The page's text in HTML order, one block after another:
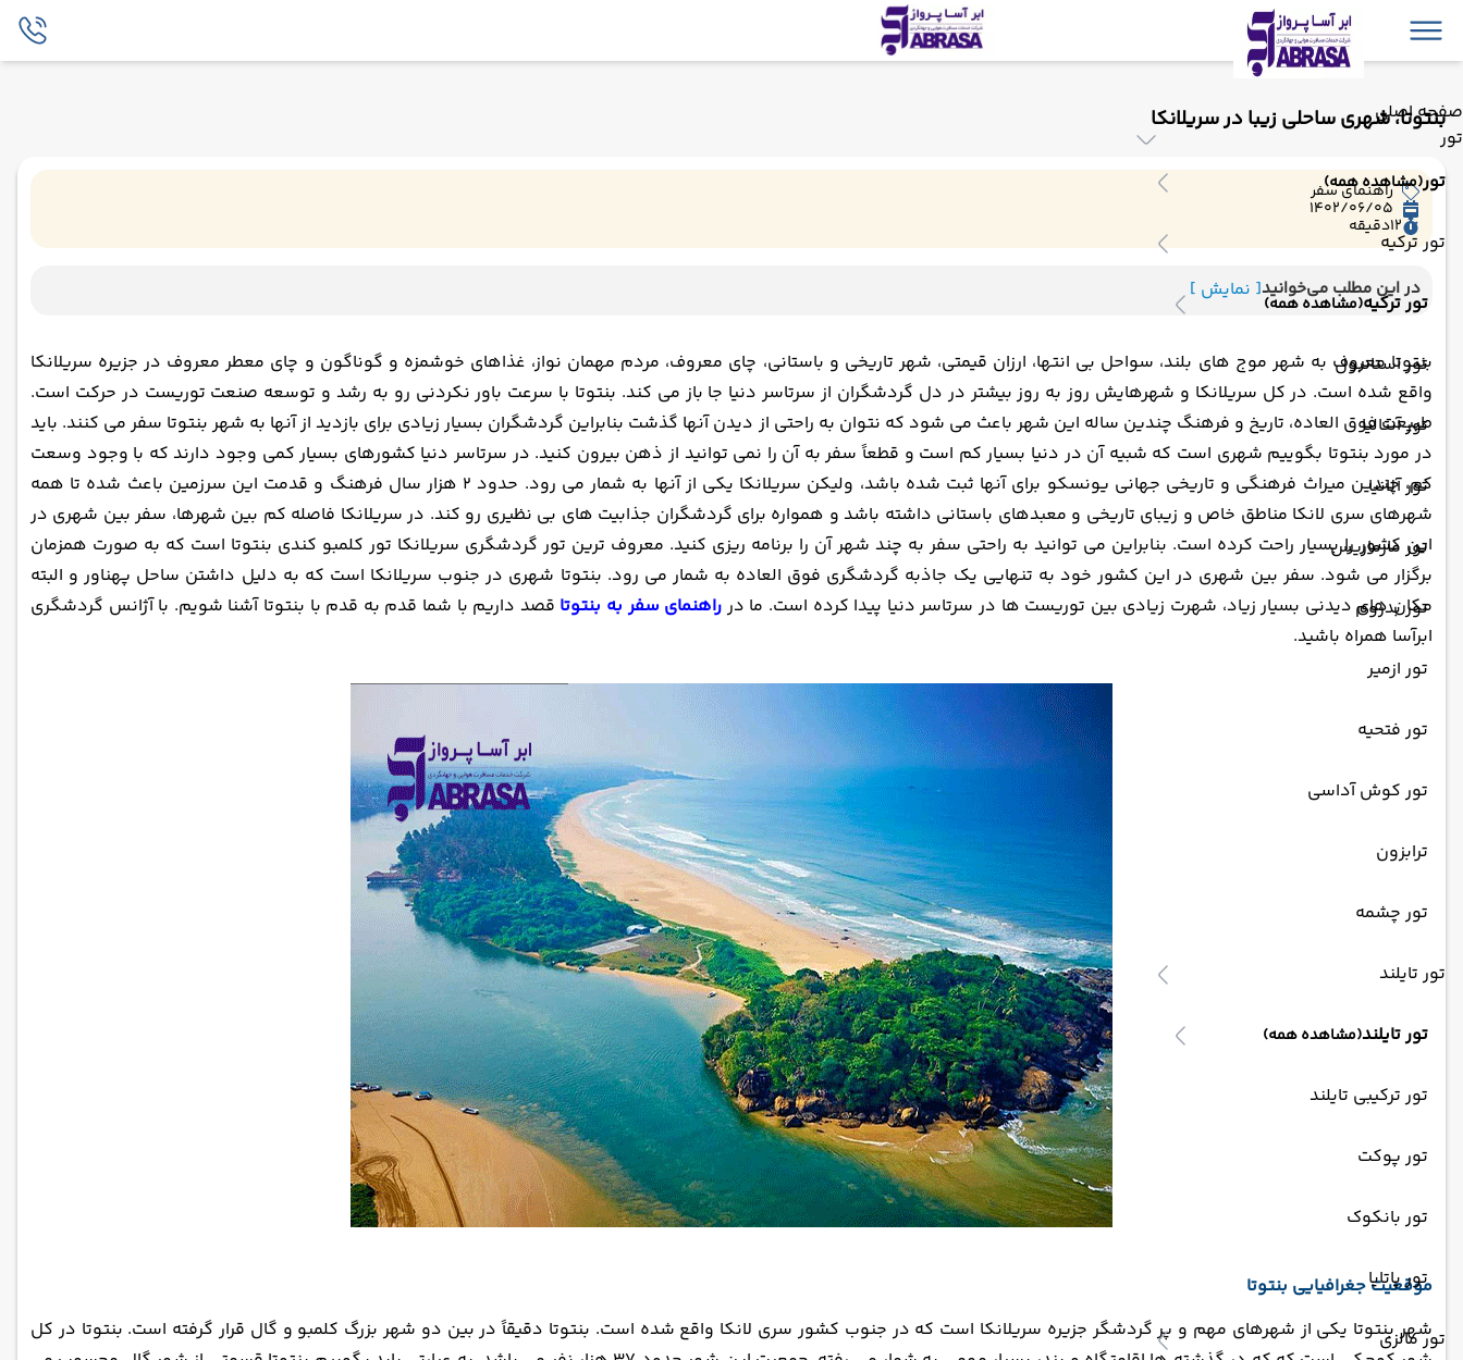
صفحه اصلی
تور
تور(مشاهده همه)
تور ترکیه
تور ترکیه(مشاهده همه)
تور استانبول
تور آنتالیا
تور آلانیا
تور مارماریس
تور بدروم
تور ازمیر
تور فتحیه
تور کوش آداسی
ترابزون
تور چشمه
تور تایلند
تور تایلند(مشاهده همه)
تور ترکیبی تایلند
تور پوکت
تور بانکوک
تور پاتایا
تور مالزی
بنتوتا، شهری ساحلی زیبا در سریلانکا
راهنمای سفر
1402/06/05
12دقیقه
در این مطلب می‌خوانید[ نمایش ]
بنتوتا معروف به شهر موج های بلند، سواحل بی انتها، ارزان قیمتی، شهر تاریخی و باستانی، چای معروف، مردم مهمان نواز، غذاهای خوشمزه و گوناگون و چای معطر معروف در جزیره سریلانکا
واقع شده است. در کل سریلانکا و شهرهایش روز به روز بیشتر در دل گردشگران از سرتاسر دنیا جا باز می کند. بنتوتا با سرعت باور نکردنی رو به رشد و توسعه صنعت توریست در حرکت است.
طبیعت فوق العاده، تاریخ و فرهنگ چندین ساله این شهر باعث می شود که نتوان به راحتی از دیدن آنها گذشت بنابراین گردشگران بسیار زیادی برای بازدید از آنها به شهر بنتوتا سفر می کنند. باید
در مورد بنتوتا بگوییم شهری است که شبیه آن در دنیا بسیار کم است و قطعاً سفر به آن را نمی توانید از ذهن بیرون کنید. در سرتاسر دنیا کشورهای بسیار کمی وجود دارند که با وجود وسعت
کم، چندین میراث فرهنگی و تاریخی جهانی یونسکو برای آنها ثبت شده باشد، ولیکن سریلانکا یکی از آنها به شمار می رود. حدود 2 هزار سال فرهنگ و قدمت این سرزمین باعث شده تا همه
شهرهای سری لانکا مناطق خاص و زیبای تاریخی و معبدهای باستانی داشته باشد و همواره برای گردشگران جذابیت های بی نظیری رو کند. در سریلانکا فاصله کم بین شهرها، سفر بین شهری در
این کشور را بسیار راحت کرده است. بنابراین می توانید به راحتی سفر به چند شهر آن را برنامه ریزی کنید. معروف ترین تور گردشگری سریلانکا تور کلمبو کندی بنتوتا است که به صورت همزمان
برگزار می شود. سفر بین شهری در این کشور خود به تنهایی یک جاذبه گردشگری فوق العاده به شمار می رود. بنتوتا شهری در جنوب سریلانکا است که به دلیل داشتن ساحل پهناور و البته
مکان های دیدنی بسیار زیاد، شهرت زیادی بین توریست ها در سرتاسر دنیا پیدا کرده است. ما درراهنمای سفر به بنتوتا قصد داریم با شما قدم به قدم با بنتوتا آشنا شویم. با آژانس گردشگری
ابرآسا همراه باشید.
موقعیت جغرافیایی بنتوتا
شهر بنتوتا یکی از شهرهای مهم و پر گردشگر جزیره سریلانکا است که در جنوب کشور سری لانکا واقع شده است. بنتوتا دقیقاً در بین دو شهر بزرگ کلمبو و گال قرار گرفته است. بنتوتا در کل